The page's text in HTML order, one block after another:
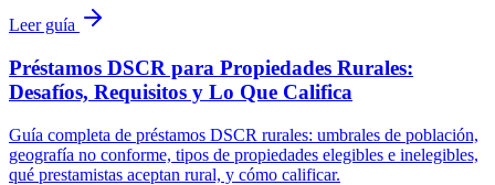
Leer guía
Préstamos DSCR para Propiedades Rurales:
Desafíos, Requisitos y Lo Que Califica
Guía completa de préstamos DSCR rurales: umbrales de población,
geografía no conforme, tipos de propiedades elegibles e inelegibles,
qué prestamistas aceptan rural, y cómo calificar.